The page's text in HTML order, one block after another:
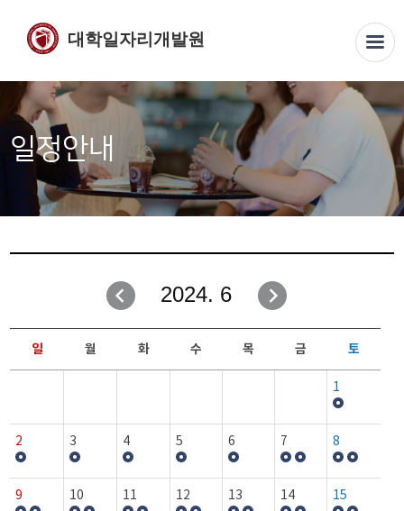
대학일자리개발원
일정안내
2024. 6
일 월 화 수 목 금 토
1
2 3 4 5 6 7 8
9 10 11 12 13 14 15